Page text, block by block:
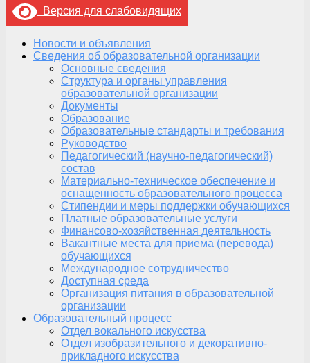
Версия для слабовидящих
Новости и объявления
Сведения об образовательной организации
Основные сведения
Структура и органы управления
образовательной организации
Документы
Образование
Образовательные стандарты и требования
Руководство
Педагогический (научно-педагогический)
состав
Материально-техническое обеспечение и
оснащенность образовательного процесса
Стипендии и меры поддержки обучающихся
Платные образовательные услуги
Финансово-хозяйственная деятельность
Вакантные места для приема (перевода)
обучающихся
Международное сотрудничество
Доступная среда
Организация питания в образовательной
организации
Образовательный процесс
Отдел вокального искусства
Отдел изобразительного и декоративно-
прикладного искусства